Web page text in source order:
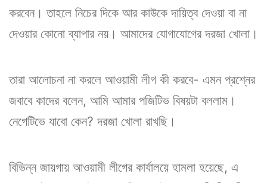
করবেন। তাহলে নিচের দিকে আর কাউকে দায়িত্ব দেওয়া বা না
দেওয়ার কোনো ব্যাপার নয়। আমাদের যোগাযোগের দরজা খোলা।
তারা আলোচনা না করলে আওয়ামী লীগ কী করবে- এমন প্রশ্নের
জবাবে কাদের বলেন, আমি আমার পজিটিভ বিষয়টা বললাম।
নেগেটিভে যাবো কেন? দরজা খোলা রাখছি।
বিভিন্ন জায়গায় আওয়ামী লীগের কার্যালয়ে হামলা হয়েছে, এ